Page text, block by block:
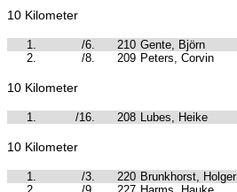
10 Kilometer
1. /6. 210 Gente, Björn
2.
/8. 209 Peters, Corvin
10 Kilometer
1. /16. 208 Lubes, Heike
10 Kilometer
1. /3. 220 Brunkhorst, Holger